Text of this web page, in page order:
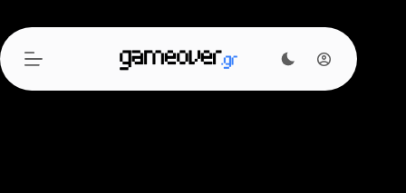
περιεχόμενο